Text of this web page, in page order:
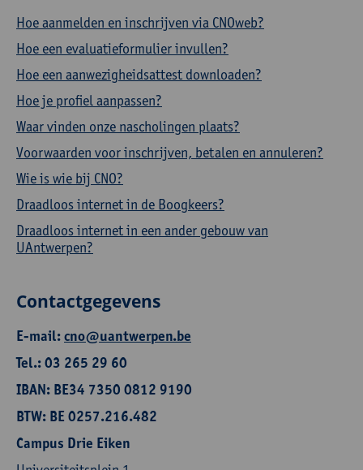
Hoe aanmelden en inschrijven via CNOweb?
Hoe een evaluatieformulier invullen?
Hoe een aanwezigheidsattest downloaden?
Hoe je profiel aanpassen?
Waar vinden onze nascholingen plaats?
Voorwaarden voor inschrijven, betalen en annuleren?
Wie is wie bij CNO?
Draadloos internet in de Boogkeers?
Draadloos internet in een ander gebouw van
UAntwerpen?
Contactgegevens
E-mail:cno@uantwerpen.be
Tel.: 03 265 29 60
IBAN: BE34 7350 0812 9190
BTW: BE 0257.216.482
Campus Drie Eiken